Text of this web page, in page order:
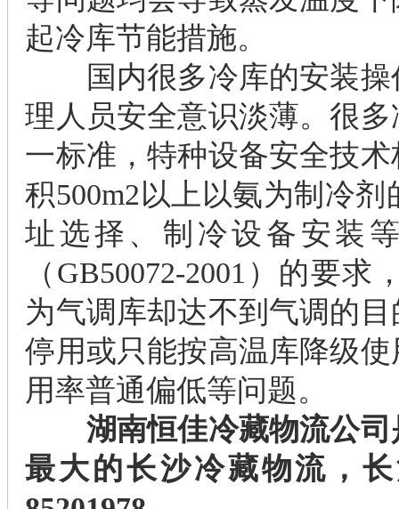
起冷库节能措施。
国内很多冷库的安装操
理人员安全意识淡薄。很
一标准，特种设备安全技
积500m2以上以氨为制冷
址选择、制冷设备安装
（GB50072-2001）的要
为气调库却达不到气调的
停用或只能按高温库降级
用率普通偏低等问题。
湖南恒佳冷藏物流公司
最大的长沙冷藏物流 ，